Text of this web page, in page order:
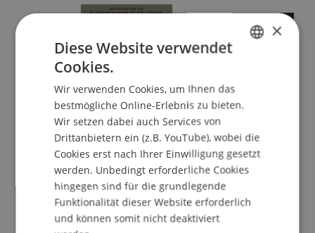
×
Diese Website verwendet
Cookies.
Wir verwenden Cookies, um Ihnen das
bestmögliche Online-Erlebnis zu bieten.
Wir setzen dabei auch Services von
Drittanbietern ein (z.B. YouTube), wobei die
Cookies erst nach Ihrer Einwilligung gesetzt
werden. Unbedingt erforderliche Cookies
hingegen sind für die grundlegende
Funktionalität dieser Website erforderlich
und können somit nicht deaktiviert